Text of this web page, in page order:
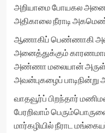
அறியாமை போயகல
அதிகாலை நீராடி
ஆணாகிப் பெண்ணாகி
அனைத்துக்கும்
அண்ணா மலையான்
அவன்புகழைப்
வாதவூர்ப் பிறந்தார்
பேரறிவாம்
மார்கழியில் நீராட